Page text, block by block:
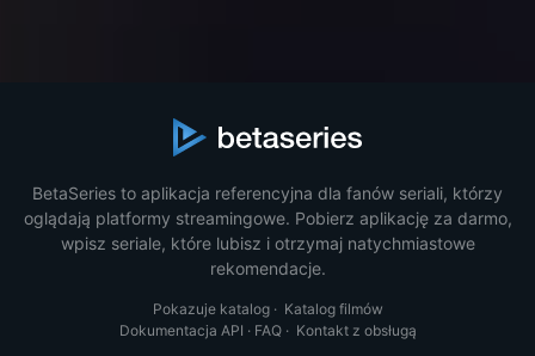
BetaSeries to aplikacja referencyjna dla fanów seriali, którzy
oglądają platformy streamingowe. Pobierz aplikację za darmo,
wpisz seriale, które lubisz i otrzymaj natychmiastowe
rekomendacje.
Pokazuje katalog· Katalog filmów
Dokumentacja API · FAQ· Kontakt z obsługą